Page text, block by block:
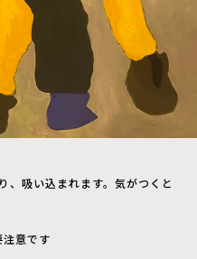
、吸い込まれます。気がつくと
意です